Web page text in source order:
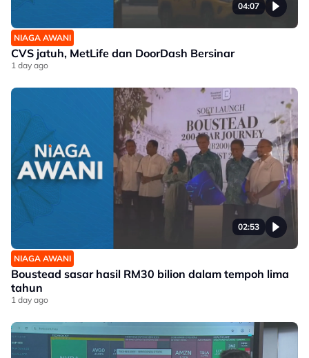
04:07
NIAGA AWANI
CVS jatuh, MetLife dan DoorDash Bersinar
1 day ago
02:53
NIAGA AWANI
Boustead sasar hasil RM30 bilion dalam tempoh lima
tahun
1 day ago